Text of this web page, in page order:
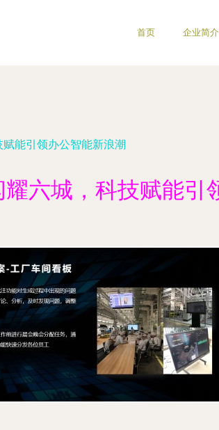
首页 企业简介
能引领办公智能新浪潮
六城，科技赋能引